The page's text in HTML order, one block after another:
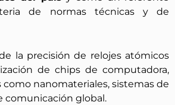
de normas técnicas y de
la precisión de relojes atómicos
de chips de computadora,
como nanomateriales, sistemas de
comunicación global.